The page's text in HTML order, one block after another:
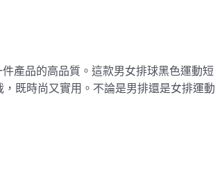
產品的高品質。這款男女排球黑色運動短
既時尚又實用。不論是男排還是女排運動